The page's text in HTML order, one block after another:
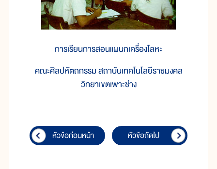
การเรียนการสอนแผนกเครื่องโลหะ
คณะศิลปหัตถกรรม สถาบันเทคโนโลยีราชมงคล
วิทยาเขตเพาะช่าง
หัวข้อก่อนหน้า หัวข้อถัดไป